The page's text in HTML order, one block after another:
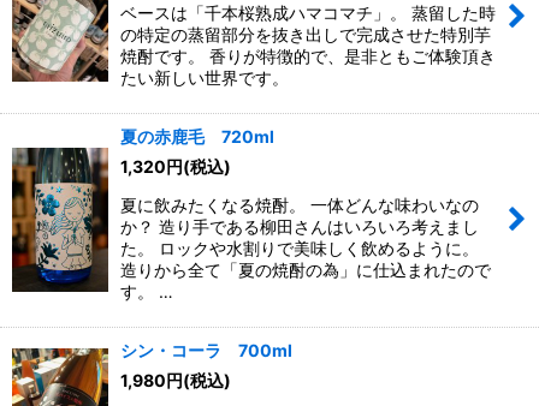
ベースは「千本桜熟成ハマコマチ」。 蒸留した時
の特定の蒸留部分を抜き出しで完成させた特別芋
焼酎です。 香りが特徴的で、是非ともご体験頂き
たい新しい世界です。
夏の赤鹿毛 720ml
1,320円(税込)
夏に飲みたくなる焼酎。 一体どんな味わいなの
か？ 造り手である柳田さんはいろいろ考えまし
た。 ロックや水割りで美味しく飲めるように。
造りから全て「夏の焼酎の為」に仕込まれたので
す。 …
シン・コーラ 700ml
1,980円(税込)